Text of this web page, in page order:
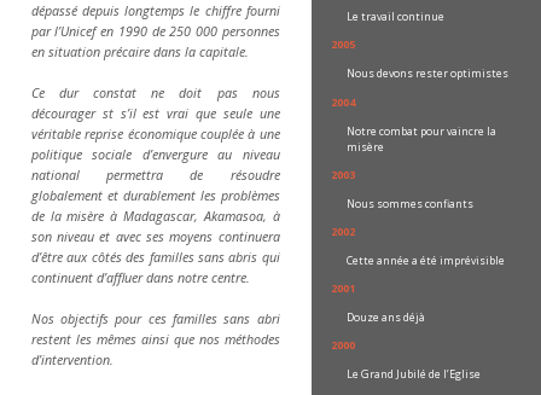
dépassé depuis longtemps le chiffre fourni
par l’Unicef en 1990 de 250 000 personnes
en situation précaire dans la capitale.
Ce dur constat ne doit pas nous
décourager st s’il est vrai que seule une
véritable reprise économique couplée à une
politique sociale d’envergure au niveau
national permettra de résoudre
globalement et durablement les problèmes
de la misère à Madagascar, Akamasoa, à
son niveau et avec ses moyens continuera
d’être aux côtés des familles sans abris qui
continuent d’affluer dans notre centre.
Nos objectifs pour ces familles sans abri
restent les mêmes ainsi que nos méthodes
d’intervention.
Le travail continue
2005
Nous devons rester optimistes
2004
Notre combat pour vaincre la
misère
2003
Nous sommes confiants
2002
Cette année a été imprévisible
2001
Douze ans déjà
2000
Le Grand Jubilé de l’Eglise